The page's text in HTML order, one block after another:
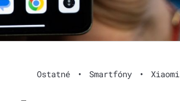
Ostatné • Smartfóny • Xiaomi